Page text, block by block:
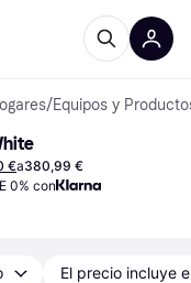
/Equipos y
€a380,99 €
0% con
El precio incluye